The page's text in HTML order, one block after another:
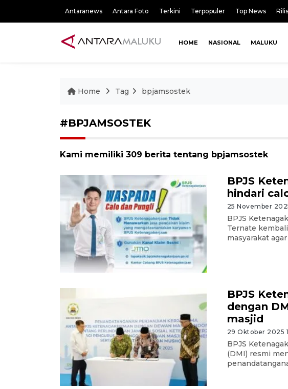
Antaranews Antara Foto Terkini Terpopuler Top News
HOME NASIONAL MALUKU
Home Tag bpjamsostek
#BPJAMSOSTEK
Kami memiliki 309 berita tentang bpjamsostek
BPJS
hindari
25 November
BPJS
Ternate
masyarakat
BPJS
dengan
masjid
29 Oktober 2025
BPJS
(DMI) resmi